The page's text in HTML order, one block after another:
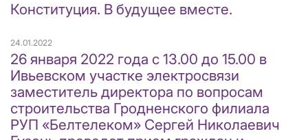
Конституция. В будущее вместе.
24.01.2022
26 января 2022 года с 13.00 до 15.00 в
Ивьевском участке электросвязи
заместитель директора по вопросам
строительства Гродненского филиала
РУП «Белтелеком» Сергей Николаевич